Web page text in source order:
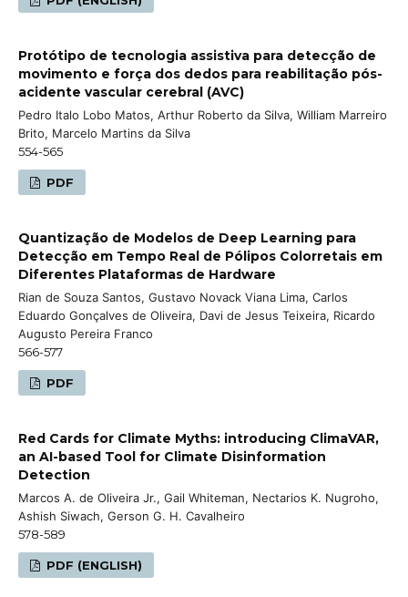
Protótipo de tecnologia assistiva para detecção de
movimento e força dos dedos para reabilitação pós-
acidente vascular cerebral (AVC)
Pedro Italo Lobo Matos, Arthur Roberto da Silva, William Marreiro
Brito, Marcelo Martins da Silva
554-565
PDF
Quantização de Modelos de Deep Learning para
Detecção em Tempo Real de Pólipos Colorretais em
Diferentes Plataformas de Hardware
Rian de Souza Santos, Gustavo Novack Viana Lima, Carlos
Eduardo Gonçalves de Oliveira, Davi de Jesus Teixeira, Ricardo
Augusto Pereira Franco
566-577
PDF
Red Cards for Climate Myths: introducing ClimaVAR,
an AI-based Tool for Climate Disinformation
Detection
Marcos A. de Oliveira Jr., Gail Whiteman, Nectarios K. Nugroho,
Ashish Siwach, Gerson G. H. Cavalheiro
578-589
PDF (ENGLISH)